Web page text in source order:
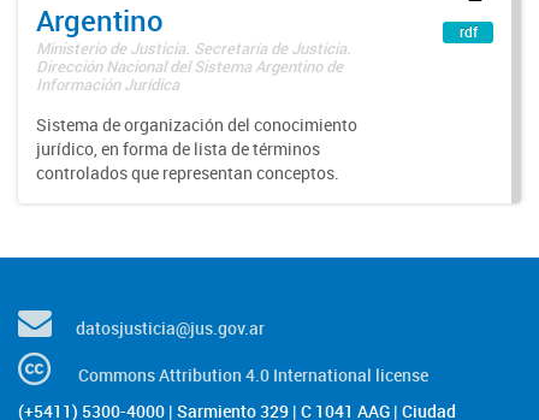
Argentino
Ministerio de Justicia. Secretaría de Justicia.
Dirección Nacional del Sistema Argentino de
Información Jurídica
Sistema de organización del conocimiento
jurídico, en forma de lista de términos
controlados que representan conceptos.
rdf
datosjusticia@jus.gov.ar
Commons Attribution 4.0 International license
(+5411) 5300-4000 | Sarmiento 329 | C 1041 AAG | Ciudad